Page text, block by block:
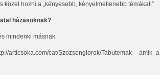
közel hozni a „kényesebb, kényelmetlenebb témákat.”
házasoknak?
mindenki másnak.
articsoka.com/cat/Szozsonglorok/